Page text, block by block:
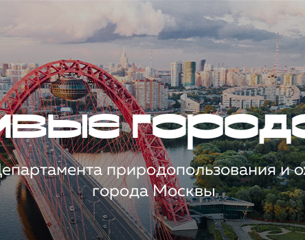
природопользования
города Москвы